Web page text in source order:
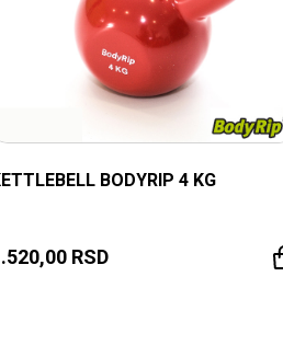
BODYRIP 4 KG
RSD